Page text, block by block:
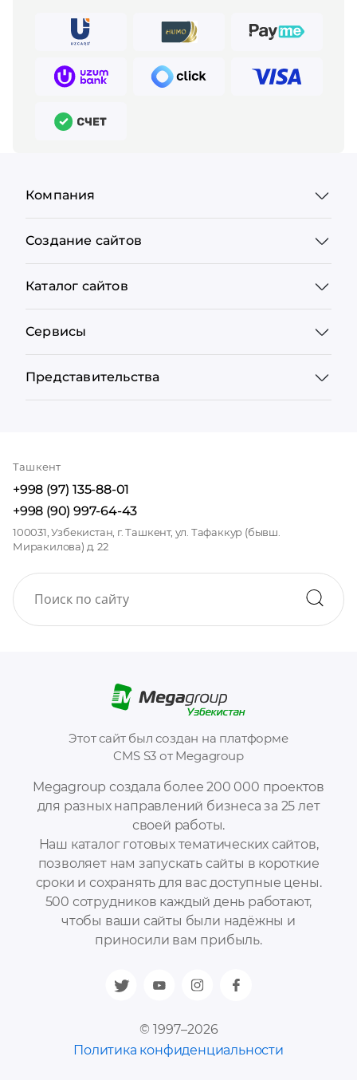
Megagroup создала более 200 000 проектов
для разных направлений бизнеса за 25 лет
своей работы.
Наш каталог готовых тематических сайтов,
позволяет нам запускать сайты в короткие
сроки и сохранять для вас доступные цены.
500 сотрудников каждый день работают,
чтобы ваши сайты были надёжны и
приносили вам прибыль.
© 1997–2026
Политика конфиденциальности
Этот сайт был создан на платформе
CMS S3 от Megagroup
Компания
Создание сайтов
Каталог сайтов
Сервисы
Представительства
Ташкент
+998 (97) 135-88-01
+998 (90) 997-64-43
100031, Узбекистан, г. Ташкент, ул. Тафаккур (бывш.
Миракилова) д. 22